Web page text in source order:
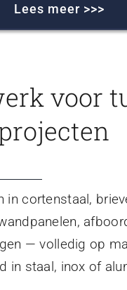
Lees meer >>>
voor
in cortenstaal,
— volledig op
in staal, inox of